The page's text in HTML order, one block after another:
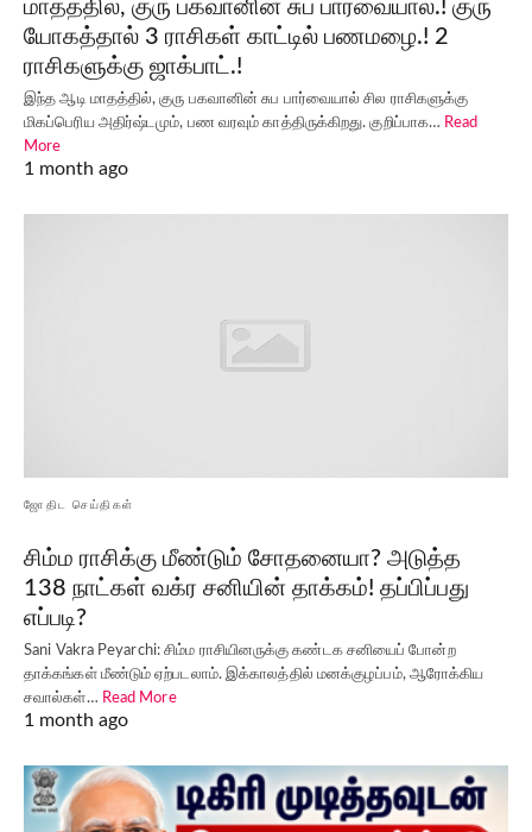
மாதத்தில், குரு பகவானின் சுப பார்வையால்.! குரு
யோகத்தால் 3 ராசிகள் காட்டில் பணமழை.! 2
ராசிகளுக்கு ஜாக்பாட்.!
இந்த ஆடி மாதத்தில், குரு பகவானின் சுப பார்வையால் சில ராசிகளுக்கு
மிகப்பெரிய அதிர்ஷ்டமும், பண வரவும் காத்திருக்கிறது. குறிப்பாக… Read
More
1 month ago
ஜோதிட செய்திகள்
சிம்ம ராசிக்கு மீண்டும் சோதனையா? அடுத்த
138 நாட்கள் வக்ர சனியின் தாக்கம்! தப்பிப்பது
எப்படி?
Sani Vakra Peyarchi: சிம்ம ராசியினருக்கு கண்டக சனியைப் போன்ற
தாக்கங்கள் மீண்டும் ஏற்படலாம். இக்காலத்தில் மனக்குழப்பம், ஆரோக்கிய
சவால்கள்… Read More
1 month ago